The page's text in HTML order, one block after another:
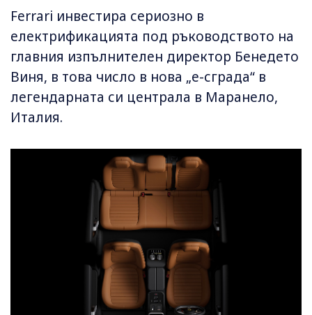
Ferrari инвестира сериозно в
електрификацията под ръководството на
главния изпълнителен директор Бенедето
Виня, в това число в нова „е-сграда“ в
легендарната си централа в Маранело,
Италия.